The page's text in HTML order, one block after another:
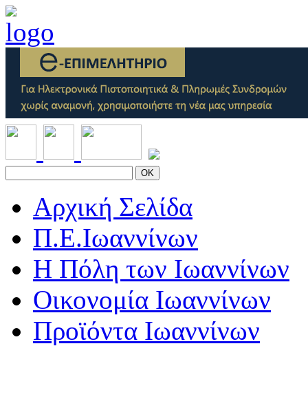
OK
Αρχική Σελίδα
Π.Ε.Ιωαννίνων
Η Πόλη των Ιωαννίνων
Οικονομία Ιωαννίνων
Προϊόντα Ιωαννίνων